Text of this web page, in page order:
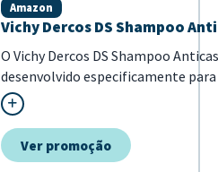
Vichy Dercos DS Shampoo
Amazon
O Vichy Dercos DS Shampoo
desenvolvido especificamente
fórmula com Selênio DS e ácido
os cabelo...
Ver promoção